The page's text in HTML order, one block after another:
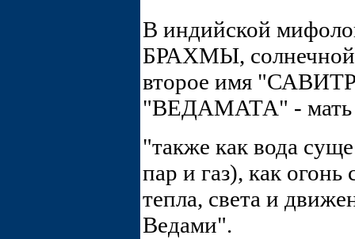
В индийской
БРАХМЫ, солнечной
второе имя
"ВЕДАМАТА" - мать
"также как вода
пар и газ), как
тепла, света и
Ведами".